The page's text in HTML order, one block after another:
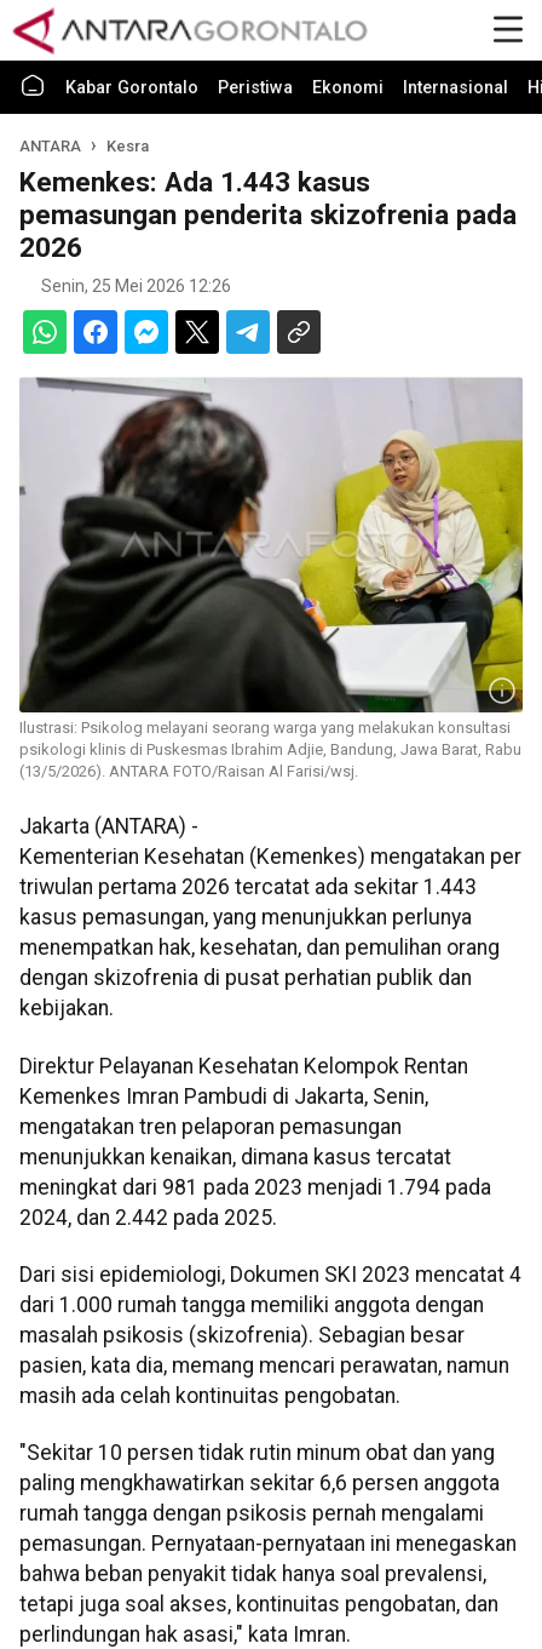
Kabar Gorontalo Peristiwa Ekonomi Internasional
ANTARA Kesra
Kemenkes: Ada 1.443 kasus
pemasungan penderita skizofrenia pada
2026
Senin, 25 Mei 2026 12:26
Ilustrasi: Psikolog melayani seorang warga yang melakukan konsultasi
psikologi klinis di Puskesmas Ibrahim Adjie, Bandung, Jawa Barat, Rabu
(13/5/2026). ANTARA FOTO/Raisan Al Farisi/wsj.
Jakarta (ANTARA) -
Kementerian Kesehatan (Kemenkes) mengatakan per
triwulan pertama 2026 tercatat ada sekitar 1.443
kasus pemasungan, yang menunjukkan perlunya
menempatkan hak, kesehatan, dan pemulihan orang
dengan skizofrenia di pusat perhatian publik dan
kebijakan.
Direktur Pelayanan Kesehatan Kelompok Rentan
Kemenkes Imran Pambudi di Jakarta, Senin,
mengatakan tren pelaporan pemasungan
menunjukkan kenaikan, dimana kasus tercatat
meningkat dari 981 pada 2023 menjadi 1.794 pada
2024, dan 2.442 pada 2025.
Dari sisi epidemiologi, Dokumen SKI 2023 mencatat 4
dari 1.000 rumah tangga memiliki anggota dengan
masalah psikosis (skizofrenia). Sebagian besar
pasien, kata dia, memang mencari perawatan, namun
masih ada celah kontinuitas pengobatan.
"Sekitar 10 persen tidak rutin minum obat dan yang
paling mengkhawatirkan sekitar 6,6 persen anggota
rumah tangga dengan psikosis pernah mengalami
pemasungan. Pernyataan-pernyataan ini menegaskan
bahwa beban penyakit tidak hanya soal prevalensi,
tetapi juga soal akses, kontinuitas pengobatan, dan
perlindungan hak asasi," kata Imran.